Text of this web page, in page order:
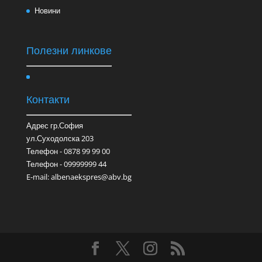
Новини
Полезни линкове
Контакти
Адрес гр.София
ул.Суходолска 203
Телефон - 0878 99 99 00
Телефон - 09999999 44
E-mail: albenaekspres@abv.bg